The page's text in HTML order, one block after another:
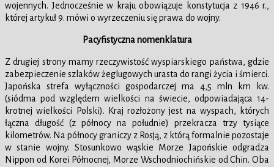
wojennych. Jednocześnie w kraju obowiązuje konstytucja z 1946 r.,
której artykuł 9. mówi o wyrzeczeniu się prawa do wojny.
Pacyfistyczna nomenklatura
Z drugiej strony mamy rzeczywistość wyspiarskiego państwa, gdzie
zabezpieczenie szlaków żeglugowych urasta do rangi życia i śmierci.
Japońska strefa wyłączności gospodarczej ma 4,5 mln km kw.
(siódma pod względem wielkości na świecie, odpowiadająca 14-
krotnej wielkości Polski). Kraj rozłożony jest na wyspach, których
łączna długość (z północy na południe) przekracza trzy tysiące
kilometrów. Na północy graniczy z Rosją, z którą formalnie pozostaje
w stanie wojny. Stosunkowo wąskie Morze Japońskie odgradza
Nippon od Korei Północnej, Morze Wschodniochińskie od Chin. Oba